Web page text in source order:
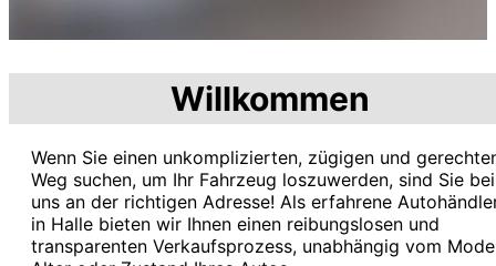
Willkommen
Wenn Sie einen unkomplizierten, zügigen und
Weg suchen, um Ihr Fahrzeug loszuwerden, sind Sie bei
uns an der richtigen Adresse! Als erfahrene
in Halle bieten wir Ihnen einen reibungslosen und
transparenten Verkaufsprozess, unabhängig vom